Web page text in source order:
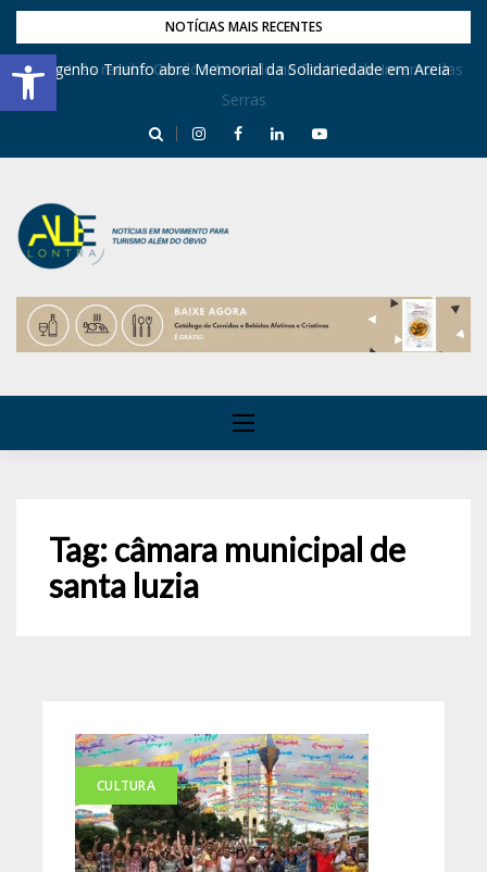
Barra de Ferramentas Aberta
NOTÍCIAS MAIS RECENTES
Dona Inês recebe Geraldo Azevedo no Festival de Inverno das
Serras
Engenho Triunfo abre Memorial da Solidariedade em Areia
Tag:câmara municipal de
santa luzia
CULTURA